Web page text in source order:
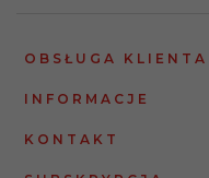
OBSŁUGA KLIENTA
INFORMACJE
KONTAKT